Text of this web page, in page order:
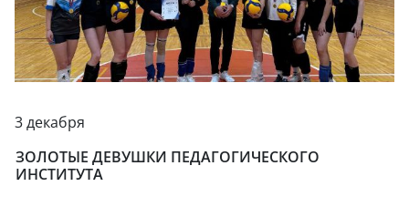
3 декабря
ЗОЛОТЫЕ ДЕВУШКИ ПЕДАГОГИЧЕСКОГО
ИНСТИТУТА